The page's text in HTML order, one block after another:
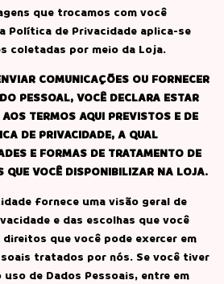
que trocamos com você
Política de Privacidade aplica-se
coletadas por meio da Loja.
COMUNICAÇÕES OU FORNECER
PESSOAL, VOCÊ DECLARA ESTAR
TERMOS AQUI PREVISTOS E DE
DE PRIVACIDADE, A QUAL
E FORMAS DE TRATAMENTO DE
QUE VOCÊ DISPONIBILIZAR NA LOJA.
fornece uma visão geral de
e das escolhas que você
que você pode exercer em
tratados por nós. Se você tiver
de Dados Pessoais, entre em